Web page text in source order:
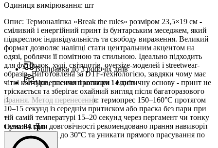
Одиниця вимірювання: шт
Опис: Термоналіпка «Break the rules» розміром 23,5×19 см -
сміливий і енергійний принт із бунтарським меседжем, який
підкреслює індивідуальність та свободу вираження. Великий
формат дозволяє наліпці стати центральним акцентом на
одязі, роблячи її помітною та стильною. Ідеально підходить
для футболок, худі, світшотів, oversize-моделей і streetwear-
образів. Виготовлена за DTF-технологією, завдяки чому має
чіткі контури, насичені кольори і еластичну основу - принт не
тріскається та зберігає охайний вигляд після багаторазового
прання. Метод перенесення: термопрес 150–160°C протягом
10–15 секунд із середнім притиском або праска без пари при
тій самій температурі 15–20 секунд через пергамент чи тонку
тканину. Для довговічності рекомендовано прання навиворіт
при температурі до 30°C та уникати прямого прасування по
принту.
Відправка до 3 робочіх днів
Повернення протягом 14 днів
-
+
Сума:64 грн